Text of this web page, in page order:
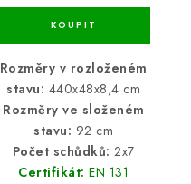
Rozměry v rozloženém
stavu: 440x48x8,4 cm
Rozměry ve složeném
stavu: 92 cm
Počet schůdků: 2x7
Certifikát: EN 131